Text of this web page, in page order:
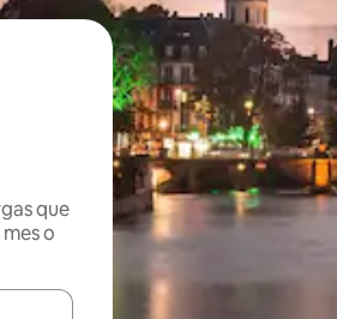
que
o